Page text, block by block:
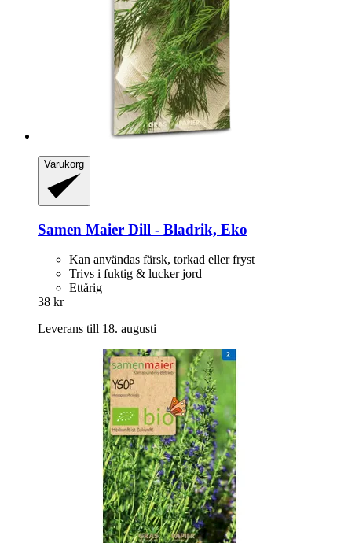
Varukorg
Samen Maier Dill -​ Bladrik, Eko
Kan användas färsk, torkad eller fryst
Trivs i fuktig & lucker jord
Ettårig
38 kr
Leverans till 18. augusti